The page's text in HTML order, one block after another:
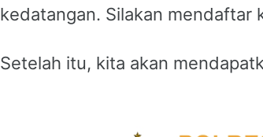
kedatangan. Silakan mendaftar
Setelah itu, kita akan